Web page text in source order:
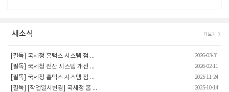
새소식 더보기
[필독] 국세청 홈택스 시스템 점 ... 2026-03-31
[필독] 국세청 전산 시스템 개선 ... 2026-02-11
[필독] 국세청 홈택스 시스템 점 ... 2025-11-24
[필독] [작업일시변경] 국세청 홈 ... 2025-10-14